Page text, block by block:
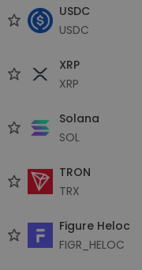
USDC
USDC
XRP
XRP
Solana
SOL
TRON
TRX
Figure Heloc
FIGR_HELOC